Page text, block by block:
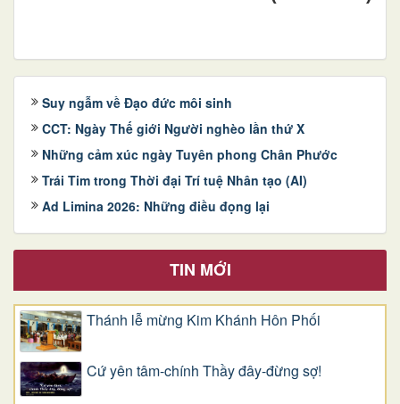
Suy ngẫm về Đạo đức môi sinh
CCT: Ngày Thế giới Người nghèo lần thứ X
Những cảm xúc ngày Tuyên phong Chân Phước
Trái Tim trong Thời đại Trí tuệ Nhân tạo (AI)
Ad Limina 2026: Những điều đọng lại
TIN MỚI
Thánh lễ mừng Kim Khánh Hôn Phối
Cứ yên tâm-chính Thầy đây-đừng sợ!